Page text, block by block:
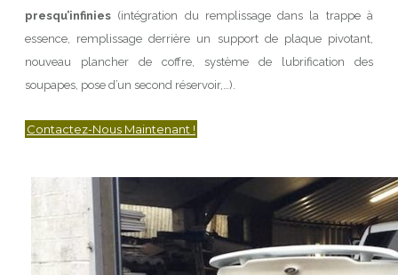
presqu’infinies (intégration du remplissage dans la trappe à
essence, remplissage derrière un support de plaque pivotant,
nouveau plancher de coffre, système de lubrification des
soupapes, pose d’un second réservoir,…).
Contactez-Nous Maintenant !